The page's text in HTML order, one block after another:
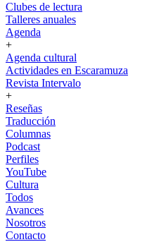
Clubes de lectura
Talleres anuales
Agenda
+
Agenda cultural
Actividades en Escaramuza
Revista Intervalo
+
Reseñas
Traducción
Columnas
Podcast
Perfiles
YouTube
Cultura
Todos
Avances
Nosotros
Contacto